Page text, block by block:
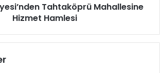
Tahtaköprü Mahallesine
Hizmet Hamlesi